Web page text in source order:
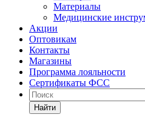
Материалы
Медицинские
Акции
Оптовикам
Контакты
Магазины
Программа лояльности
Сертификаты ФСС
Найти